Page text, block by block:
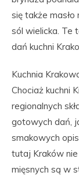
się także
sól wielicka. Te
dań kuchni
Kuchnia
Chociaż kuchni
regionalnych
gotowych dań,
smakowych
tutaj Kraków
mięsnych są w